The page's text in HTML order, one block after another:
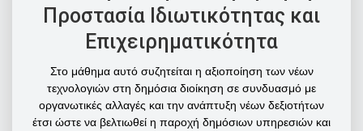
Προστασία Ιδιωτικότητας και
Επιχειρηματικότητα
Στο μάθημα αυτό συζητείται η αξιοποίηση των νέων
τεχνολογιών στη δημόσια διοίκηση σε συνδυασμό με
οργανωτικές αλλαγές και την ανάπτυξη νέων δεξιοτήτων
έτσι ώστε να βελτιωθεί η παροχή δημόσιων υπηρεσιών και